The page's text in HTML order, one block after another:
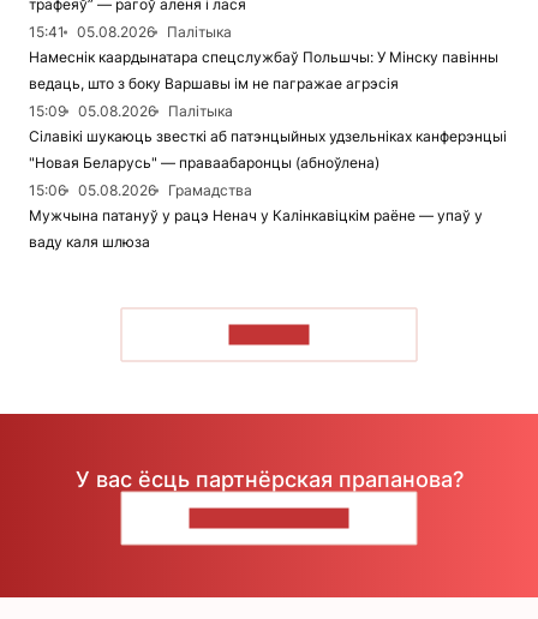
трафеяў” — рагоў аленя і лася
15:41
05.08.2026
Палітыка
Намеснік каардынатара спецслужбаў Польшчы: У Мінску павінны
ведаць, што з боку Варшавы ім не пагражае агрэсія
15:09
05.08.2026
Палітыка
Сілавікі шукаюць звесткі аб патэнцыйных удзельніках канферэнцыі
"Новая Беларусь" — праваабаронцы (абноўлена)
15:06
05.08.2026
Грамадства
Мужчына патануў у рацэ Ненач у Калінкавіцкім раёне — упаў у
ваду каля шлюза
У вас ёсць партнёрская прапанова?